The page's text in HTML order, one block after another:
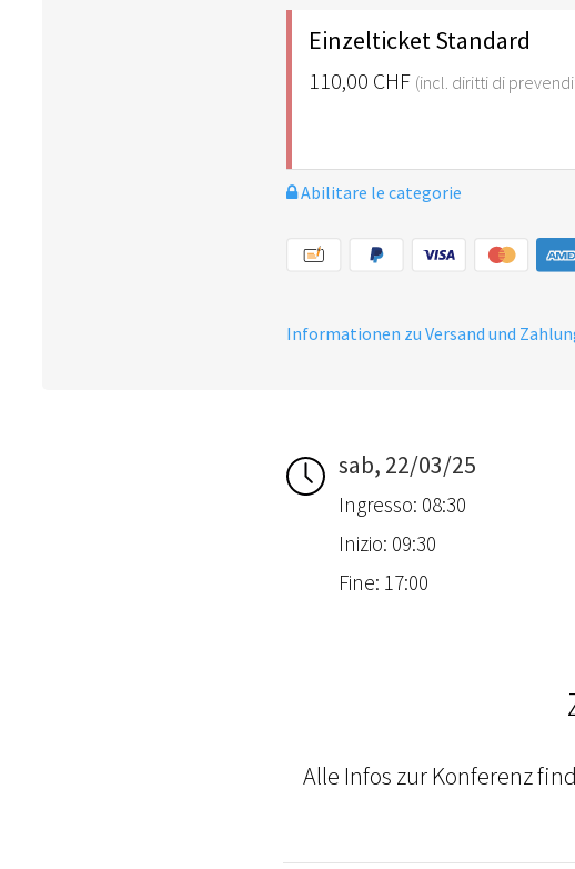
Einzelticket Standard
110,00 CHF (incl. diritti di
Abilitare le categorie
Informationen zu Versand und
sab, 22/03/25
Ingresso: 08:30
Inizio: 09:30
Fine: 17:00
Alle Infos zur Konferenz